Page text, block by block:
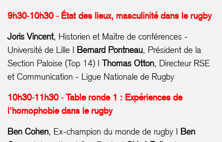
9h30-10h30 - État des lieux, masculinité dans le rugby
Joris Vincent, Historien et Maître de conférences -
Université de Lille I Bernard Pontneau, Président de la
Section Paloise (Top 14) I Thomas Otton, Directeur RSE
et Communication - Ligue Nationale de Rugby
10h30-11h30 - Table ronde 1 : Expériences de
l'homophobie dans le rugby
Ben Cohen, Ex-champion du monde de rugby I Ben